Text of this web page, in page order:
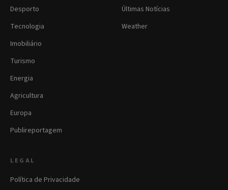
Desporto
Tecnologia
Imobiliário
Turismo
Energia
Agricultura
Europa
Publireportagem
Últimas Notícias
Weather
LEGAL
Política de Privacidade